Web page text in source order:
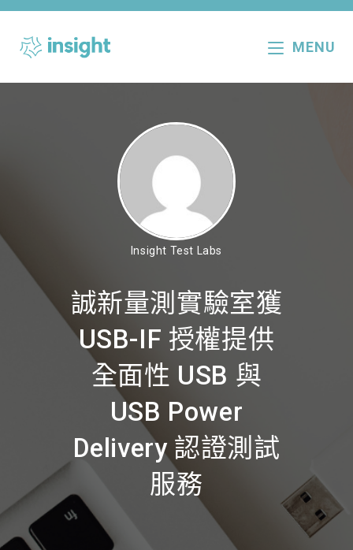
Skip
content
MENU
Insight Test Labs
誠新量測實驗室獲
USB-IF 授權提供
全面性 USB 與
USB Power
Delivery 認證測試
服務